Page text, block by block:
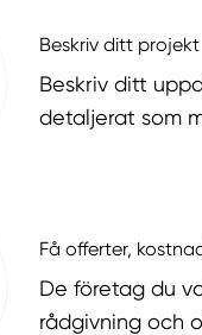
Beskriv ditt projekt
Beskriv ditt
detaljerat som
Få offerter,
De företag du
rådgivning och